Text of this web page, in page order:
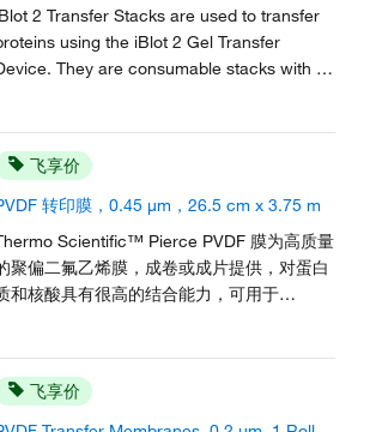
2 Transfer Stacks are used to transfer
using the iBlot 2 Gel Transfer
They are consumable stacks with an
飞享价
转印膜，0.45 μm，26.5 cm x 3.75 m
Scientific™ Pierce PVDF 膜为高质量
聚偏二氟乙烯膜，成卷或成片提供，对蛋白
和核酸具有很高的结合能力，可用于
飞享价